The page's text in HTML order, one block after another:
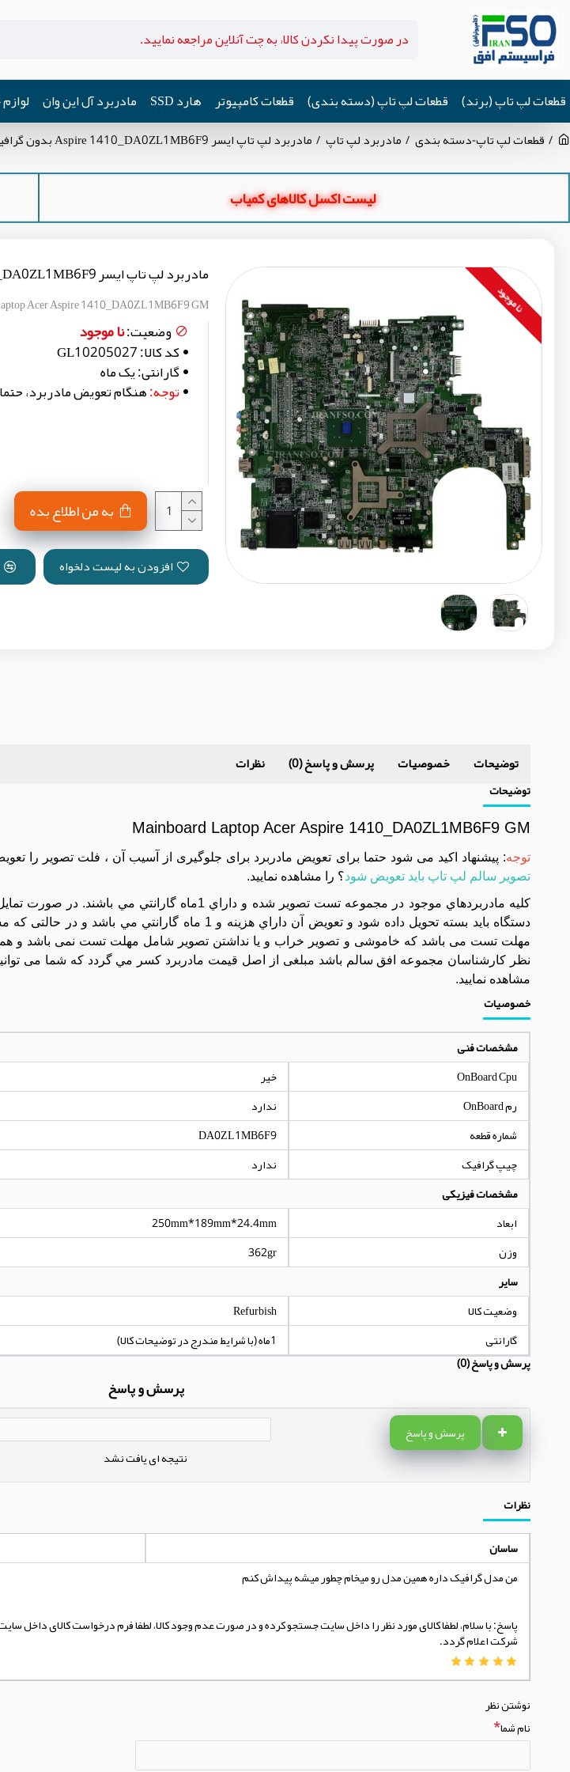
قطعات لپ تاپ (برند) قطعات لپ تاپ (دسته بندی) قطعات کامپیوتر هارد SSD مادربرد آل این وان
قطعات لپ تاپ-دسته بندی مادربرد لپ تاپ مادربرد لپ تاپ ایسر Aspire 1410_DA0ZL1MB6F9 بدون گرافیک
لیست اکسل کالاهای کمیاب
نا موجود
مادربرد لپ تاپ ایسر Aspire 1410_DA0ZL1MB6F9 بدون گرافیک
Acer Aspire 1410_DA0ZL1MB6F9 GM
وضعیت:نا موجود
کد کالا:GL10205027
گارانتی:یک ماه
توجه:هنگام تعویض مادربرد،
به من اطلاع بده
افزودن به لیست دلخواه
توضیحات خصوصیات پرسش و پاسخ (0) نظرات
توضیحات
Mainboard Laptop Acer Aspire 1410_DA0ZL1MB6F9 GM
توجه: پیشنهاد اکید می شود حتما برای تعویض مادربرد برای جلوگیری از آسیب آن ، فلت تصویر را
تصویر سالم لپ تاپ باید تعویض شود؟ را مشاهده نمایید.
کليه مادربردهاي موجود در مجموعه تست تصوير شده و داراي
دستگاه بايد بسته تحويل داده شود و تعويض آن داراي هزينه و 1
مهلت تست می باشد که خاموشی و تصویر خراب و یا نداشتن تصویر شامل مهلت تست نمی باشد و
نظر کارشناسان مجموعه افق سالم باشد مبلغی از اصل قیمت مادربرد کسر مي گردد که شما می
مشاهده نمایید.
خصوصیات
مشخصات فنی
OnBoard Cpu
خیر
رم OnBoard
ندارد
شماره قطعه
DA0ZL1MB6F9
چیپ گرافیک
ندارد
مشخصات فیزیکی
ابعاد
250mm*189mm*24.4mm
وزن
362gr
سایر
وضعیت کالا
Refurbish
گارانتی
1ماه (با شرایط مندرج در توضیحات کالا)
پرسش و پاسخ (0)
پرسش و پاسخ
پرسش و پاسخ
نتیجه ای یافت نشد
نظرات
ساسان
من مدل گرافیک داره همین مدل رو میخام چطور میشه پیداش کنم
پاسخ: با سلام، لطفا کالای مورد نظر را داخل سایت جستجو کرده و در صورت عدم وجود کالا، لطفا فرم درخواست کالای داخل
شرکت اعلام گردد.
نوشتن نظر
نام شما